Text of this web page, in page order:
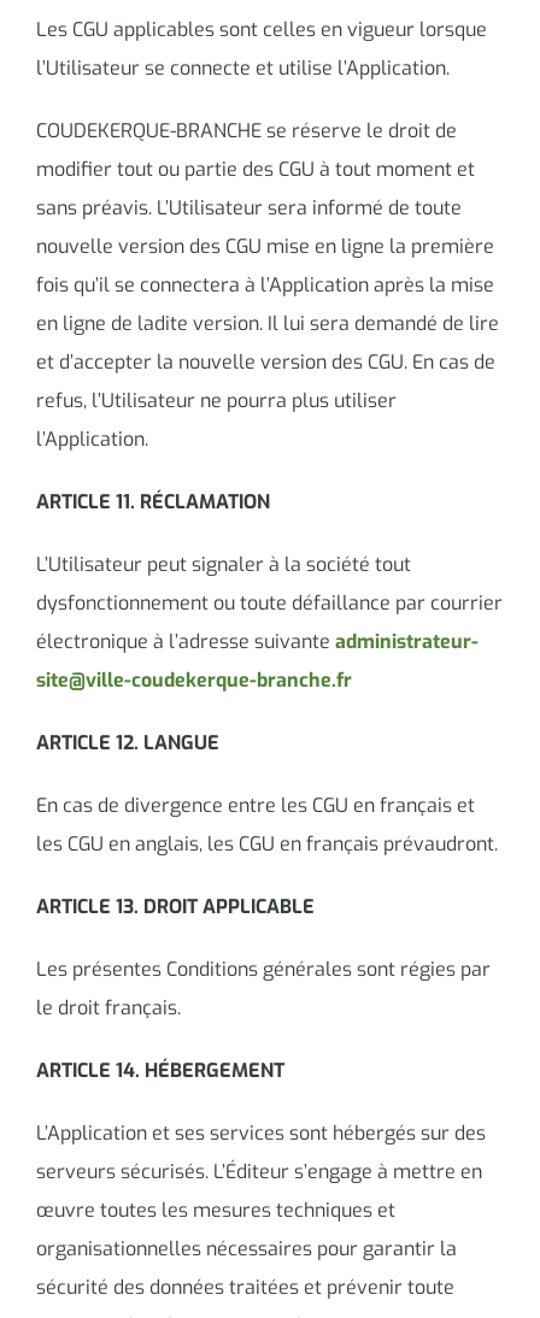
Les CGU applicables sont celles en vigueur lorsque
l’Utilisateur se connecte et utilise l’Application.
COUDEKERQUE-BRANCHE se réserve le droit de
modifier tout ou partie des CGU à tout moment et
sans préavis. L’Utilisateur sera informé de toute
nouvelle version des CGU mise en ligne la première
fois qu’il se connectera à l’Application après la mise
en ligne de ladite version. Il lui sera demandé de lire
et d’accepter la nouvelle version des CGU. En cas de
refus, l’Utilisateur ne pourra plus utiliser
l’Application.
ARTICLE 11. RÉCLAMATION
L’Utilisateur peut signaler à la société tout
dysfonctionnement ou toute défaillance par courrier
électronique à l’adresse suivante administrateur-
site@ville-coudekerque-branche.fr
ARTICLE 12. LANGUE
En cas de divergence entre les CGU en français et
les CGU en anglais, les CGU en français prévaudront.
ARTICLE 13. DROIT APPLICABLE
Les présentes Conditions générales sont régies par
le droit français.
ARTICLE 14. HÉBERGEMENT
L’Application et ses services sont hébergés sur des
serveurs sécurisés. L’Éditeur s’engage à mettre en
œuvre toutes les mesures techniques et
organisationnelles nécessaires pour garantir la
sécurité des données traitées et prévenir toute